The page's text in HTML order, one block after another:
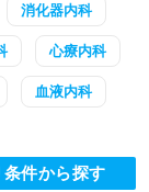
消化器内科
心療内科
血液内科
件から探す